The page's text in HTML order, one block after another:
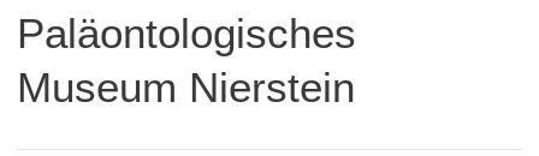
Paläontologisches
Museum Nierstein